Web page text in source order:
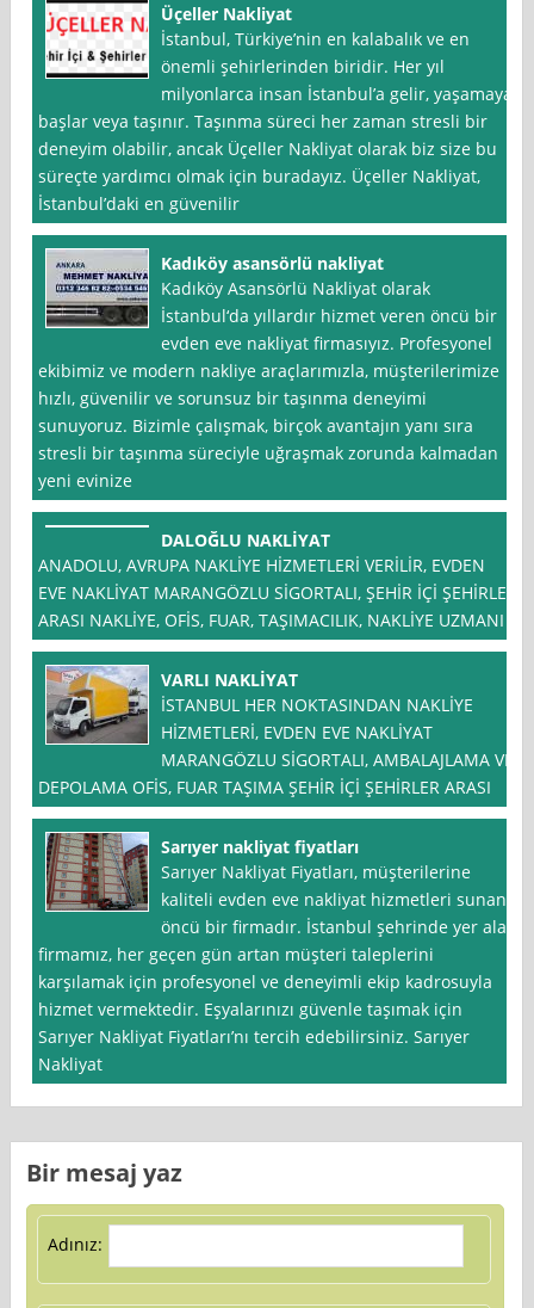
Üçeller Nakliyat
İstanbul, Türkiye’nin en kalabalık ve en
önemli şehirlerinden biridir. Her yıl
milyonlarca insan İstanbul’a gelir, yaşamaya
başlar veya taşınır. Taşınma süreci her zaman stresli bir
deneyim olabilir, ancak Üçeller Nakliyat olarak biz size bu
süreçte yardımcı olmak için buradayız. Üçeller Nakliyat,
İstanbul’daki en güvenilir
Kadıköy asansörlü nakliyat
Kadıköy Asansörlü Nakliyat olarak
İstanbul‘da yıllardır hizmet veren öncü bir
evden eve nakliyat firmasıyız. Profesyonel
ekibimiz ve modern nakliye araçlarımızla, müşterilerimize
hızlı, güvenilir ve sorunsuz bir taşınma deneyimi
sunuyoruz. Bizimle çalışmak, birçok avantajın yanı sıra
stresli bir taşınma süreciyle uğraşmak zorunda kalmadan
yeni evinize
DALOĞLU NAKLİYAT
ANADOLU, AVRUPA NAKLİYE HİZMETLERİ VERİLİR, EVDEN
EVE NAKLİYAT MARANGÖZLU SİGORTALI, ŞEHİR İÇİ ŞEHİRLER
ARASI NAKLİYE, OFİS, FUAR, TAŞIMACILIK, NAKLİYE UZMANI
VARLI NAKLİYAT
İSTANBUL HER NOKTASINDAN NAKLİYE
HİZMETLERİ, EVDEN EVE NAKLİYAT
MARANGÖZLU SİGORTALI, AMBALAJLAMA VE
DEPOLAMA OFİS, FUAR TAŞIMA ŞEHİR İÇİ ŞEHİRLER ARASI
Sarıyer nakliyat fiyatları
Sarıyer Nakliyat Fiyatları, müşterilerine
kaliteli evden eve nakliyat hizmetleri sunan
öncü bir firmadır. İstanbul şehrinde yer alan
firmamız, her geçen gün artan müşteri taleplerini
karşılamak için profesyonel ve deneyimli ekip kadrosuyla
hizmet vermektedir. Eşyalarınızı güvenle taşımak için
Sarıyer Nakliyat Fiyatları’nı tercih edebilirsiniz. Sarıyer
Nakliyat
Bir mesaj yaz
Adınız: